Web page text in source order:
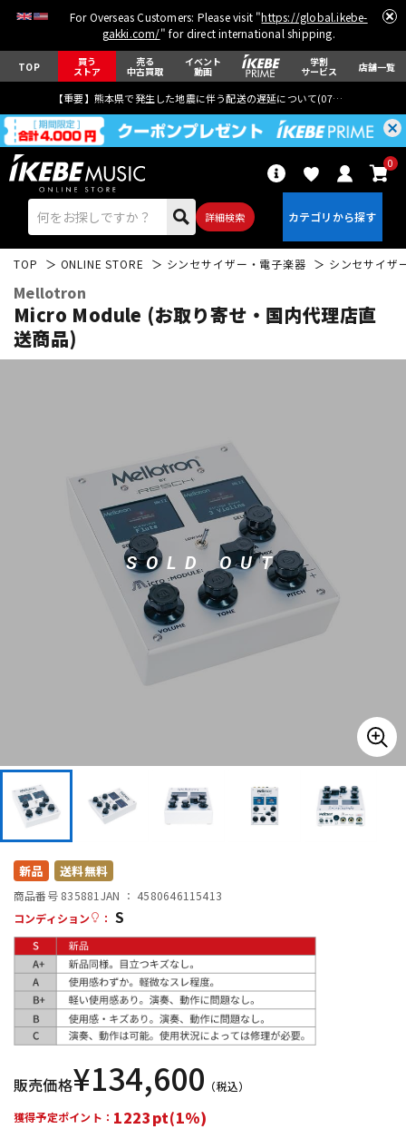
For Overseas Customers: Please visit "https://global.ikebe-
gakki.com/" for direct international shipping.
TOP 買う
ストア
売る
中古買取
イベント
動画
学割
サービス 店舗一覧
【重要】熊本県で発生した地震に伴う配送の遅延について(07月29日
詳細検索
0
ドラム
キーボード 電子ピアノ
DTM オンライン納品 レコーディング機器
配信/ライブ機器
中古 ヴィンテージ
TOP ONLINE STORE シンセサイザー・電子楽器 シンセサイザ
Mellotron
Micro Module (お取り寄せ・国内代理店直
送商品)
SOLD OUT
新品 送料無料
商品番号 835881 JAN ： 4580646115413
コンディション
： S
販売価格¥134,600 （税込）
獲得予定ポイント： 1223pt(1%)